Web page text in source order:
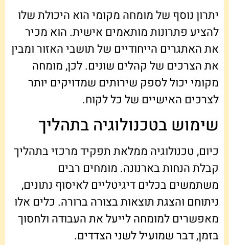
יתרון נוסף של מומחה מקומי הוא היכולת שלו
להציע פתרונות מותאמים אישית. הוא מכיר
את האתגרים הייחודיים של תושבי האזור ומבין
את הצרכים של קהלים שונים. לכן, מומחה
מקומי יכול לספק שירותים שמדויקים יותר
לצרכים האישיים של כל לקוח.
שימוש בטכנולוגיה בתהליך
כיום, טכנולוגיה ממלאת תפקיד מרכזי בתהליך
קבלת הנחות בארנונה. מומחים רבים
משתמשים בכלים דיגיטליים לאיסוף נתונים,
ניתוחם והצגת תוצאות בצורה ברורה. כלים אלו
מאפשרים למומחה לייעל את העבודה ולחסוך
בזמן, דבר שמועיל לשני הצדדים.